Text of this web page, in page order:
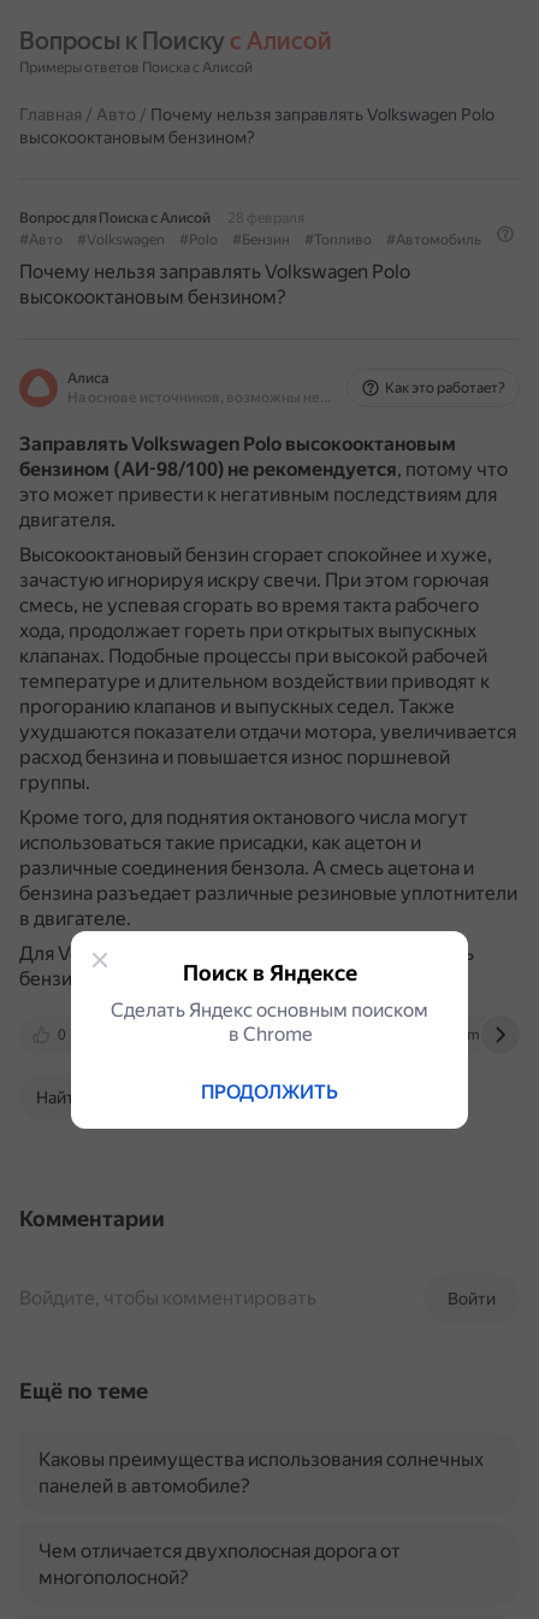
Вопросы к Поиску с Алисой
Примеры ответов Поиска с Алисой
Главная / Авто / Почему нельзя заправлять Volkswagen Polo
высокооктановым бензином?
Вопрос для Поиска с Алисой
28 февраля
#Авто
#Volkswagen #Polo #Бензин #Топливо #Автомобиль
Почему нельзя заправлять Volkswagen Polo
высокооктановым бензином?
Алиса
На основе источников, возможны неточности
Как это работает?
Заправлять Volkswagen Polo высокооктановым
бензином (АИ-98/100) не рекомендуется, потому что
это может привести к негативным последствиям для
двигателя.
Высокооктановый бензин сгорает спокойнее и хуже,
зачастую игнорируя искру свечи. При этом горючая
смесь, не успевая сгорать во время такта рабочего
хода, продолжает гореть при открытых выпускных
клапанах. Подобные процессы при высокой рабочей
температуре и длительном воздействии приводят к
прогоранию клапанов и выпускных седел. Также
ухудшаются показатели отдачи мотора, увеличивается
расход бензина и повышается износ поршневой
группы.
Кроме того, для поднятия октанового числа могут
использоваться такие присадки, как ацетон и
различные соединения бензола. А смесь ацетона и
бензина разъедает различные резиновые уплотнители
в двигателе.
Для Volkswagen Polo рекомендуется использовать
бензин марки АИ-95.
0 autogener.ru otvet.mail.ru
Найти в Поиске
Комментарии
Войти
Войдите, чтобы комментировать
Ещё по теме
Каковы преимущества использования солнечных
панелей в автомобиле?
Чем отличается двухполосная дорога от
многополосной?
Поиск в Яндексе
Сделать Яндекс основным поиском
в Сhrome
ПРОДОЛЖИТЬ